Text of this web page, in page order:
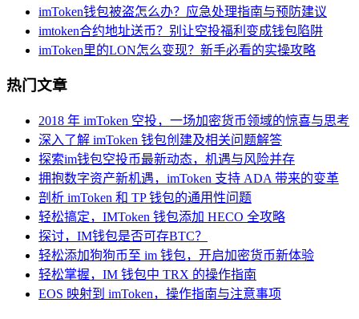
imToken钱包被盗怎么办？应急处理指南与预防建议
imtoken合约地址送币？别让空投福利变成钱包陷阱
imToken里的LON怎么变现？新手必看的实操攻略
热门文章
2018 年 imToken 空投，一场加密货币领域的惊喜与思考
深入了解 imToken 钱包创建及相关问题解答
探索im钱包空投币最新动态，机遇与风险并存
拥抱数字资产新机遇，imToken 支持 ADA 带来的变革
剖析 imToken 和 TP 钱包的通用性问题
轻松搞定，IMToken 钱包添加 HECO 全攻略
探讨，IM钱包是否可存BTC？
轻松添加狗狗币至 im 钱包，开启加密货币新体验
轻松掌握，IM 钱包中 TRX 的操作指南
EOS 映射到 imToken，操作指南与注意事项